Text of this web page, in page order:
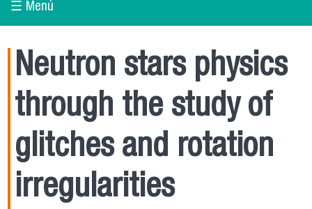
☰ Menú
Neutron stars physics
through the study of
glitches and rotation
irregularities